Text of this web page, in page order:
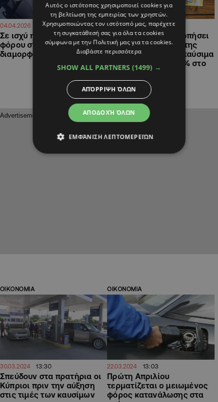
04.04.2026 09:50
Σε ισχύ η μείωση του
φόρου στα καύσιμα: Πώς
διαμορφώνονται οι τιμές
26.03.2026 13:33
Έρχεται να εξισορροπήσει
τους λογαριασμούς της
ΑΗΚ από τα ακριβά καύσιμα
ο μειωμένος ΦΠΑ 4% στο
ρεύμα
ΟΙΚΟΝΟΜΙΑ
30.03.2024 13:30
Σπεύδουν στα πρατήρια οι
Κύπριοι πριν την αύξηση
στις τιμές των καυσίμων
ΟΙΚΟΝΟΜΙΑ
22.03.2024 13:03
Πρώτη Απριλίου
τερματίζεται ο μειωμένος
φόρος κατανάλωσης στα
Αυτός ο ιστότοπος χρησιμοποιεί cookies για
τη βελτίωση της εμπειρίας των χρηστών.
Χρησιμοποιώντας τον ιστότοπό μας, παρέχετε
τη συγκατάθεσή σας για όλα τα cookies
σύμφωνα με την Πολιτική μας για τα cookies.
Διαβάστε περισσότερα
SHOW ALL PARTNERS (1499) →
ΑΠΟΔΟΧΉ ΌΛΩΝ
ΑΠΌΡΡΙΨΗ ΌΛΩΝ
ΕΜΦΆΝΙΣΗ ΛΕΠΤΟΜΕΡΕΙΏΝ